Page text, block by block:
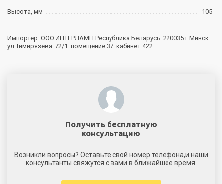
Высота, мм 105
Импортер: ООО ИНТЕРЛАМП Республика Беларусь. 220035 г.Минск.
ул.Тимирязева. 72/1. помещение 37. кабинет 422.
Получить бесплатную
консультацию
Возникли вопросы? Оставьте свой номер телефона,и наши
консультанты свяжутся с вами в ближайшее время.